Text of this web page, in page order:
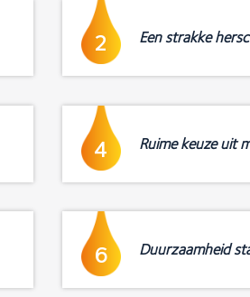
2 Een strakke
4 Ruime keuze uit
6 Duurzaamheid